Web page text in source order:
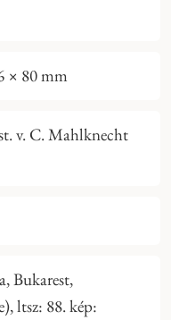
× 80 mm
v. C. Mahlknecht
Bukarest,
ltsz: 88. kép: